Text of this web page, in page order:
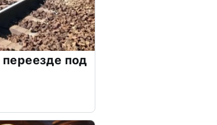
под